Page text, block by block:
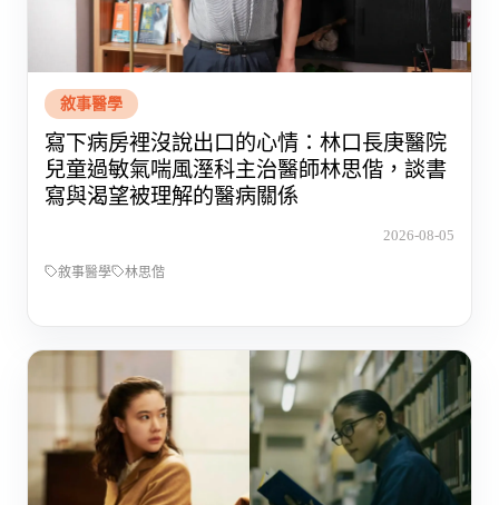
敘事醫學
寫下病房裡沒說出口的心情：林口長庚醫院
兒童過敏氣喘風溼科主治醫師林思偕，談書
寫與渴望被理解的醫病關係
2026-08-05
敘事醫學 林思偕